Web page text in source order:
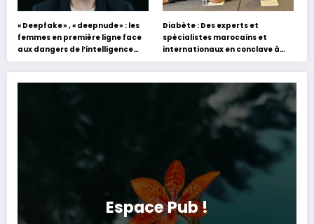
« Deepfake » , « deepnude » : les
femmes en première ligne face
aux dangers de l’intelligence
artificielle
Diabète : Des experts et
spécialistes marocains et
internationaux en conclave à
Tanger
Espace Pub !